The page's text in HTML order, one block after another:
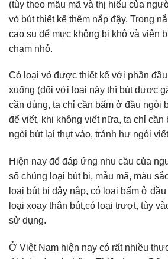
(tùy theo mẫu mã và thị hiếu của
vỏ bút thiết kế thêm nắp đậy. Trong
cao su để mực không bị khô và viên
chạm nhỏ.
Có loại vỏ được thiết kế với phần
xuống (đối với loại này thì bút được
cần dùng, ta chỉ cần bấm ở đầu ngòi
để viết, khi không viết nữa, ta chỉ cần
ngòi bút lại thụt vào, tránh hư ngòi
Hiện nay để đáp ứng nhu cầu của
số chủng loại bút bi, mẫu mã, màu
loại bút bi đậy nắp, có loại bấm ở
loại xoay thân bút,có loại trượt, tùy
sử dụng.
Ở Việt Nam hiện nay có rất nhiều